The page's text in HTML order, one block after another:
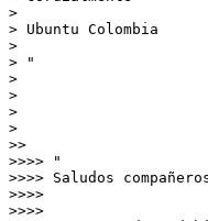
>
> Ubuntu Colombia
>
> "
>
>
>
>
>>
>>>> "
>>>> Saludos
>>>>
>>>>